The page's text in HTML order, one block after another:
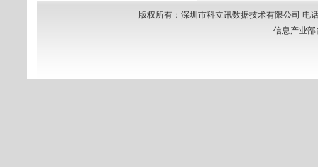
版权所有：深圳市科立讯数据技术有限公司 电
信息产业部